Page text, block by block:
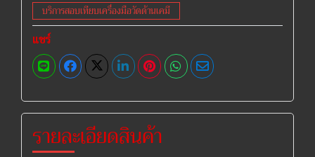
บริการสอบเทียบเครื่องมือวัดด้านเคมี
แชร์
รายละเอียดสินค้า